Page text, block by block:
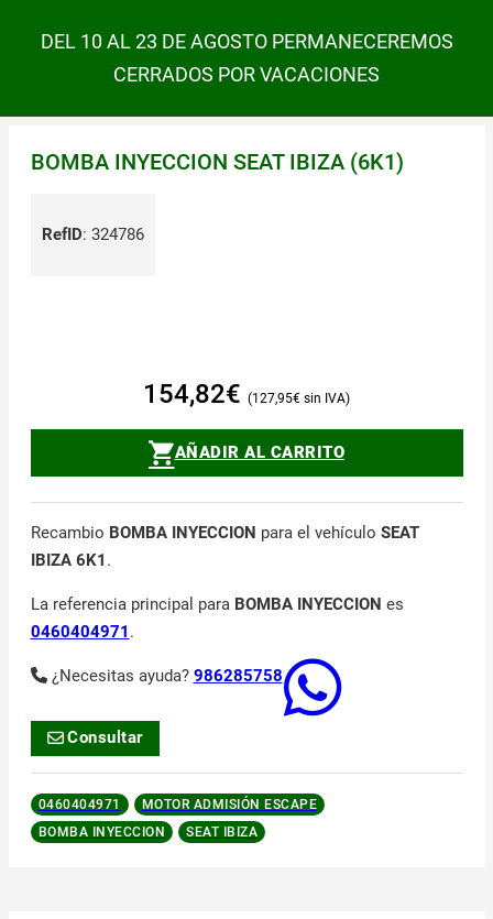
DEL 10 AL 23 DE AGOSTO PERMANECEREMOS
CERRADOS POR VACACIONES
BOMBA INYECCION SEAT IBIZA (6K1)
RefID: 324786
154,82€ 127,95€
AÑADIR AL CARRITO
Recambio BOMBA INYECCION para el vehículo SEAT
IBIZA 6K1 .
La referencia principal para BOMBA INYECCION es
0460404971 .
¿Necesitas ayuda? 986285758
Consultar
0460404971
MOTOR ADMISIÓN ESCAPE
BOMBA INYECCION
SEAT IBIZA